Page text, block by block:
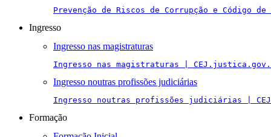
Prevenção de Riscos de Corrupção e Código
Ingresso
Ingresso nas magistraturas
Ingresso nas magistraturas |
Ingresso noutras profissões judiciárias
Ingresso noutras profissões judiciárias |
Formação